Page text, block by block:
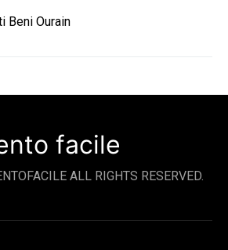
Beni Ourain
facile
ALL RIGHTS RESERVED.